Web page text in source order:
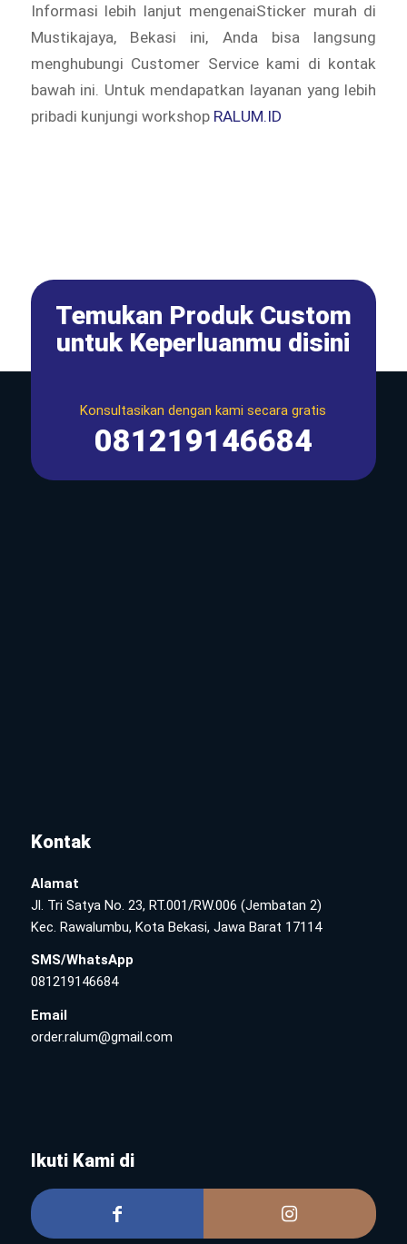
Informasi lebih lanjut mengenaiSticker murah di
Mustikajaya, Bekasi ini, Anda bisa langsung
menghubungi Customer Service kami di kontak
bawah ini. Untuk mendapatkan layanan yang lebih
pribadi kunjungi workshop RALUM.ID
Temukan Produk Custom
untuk Keperluanmu disini
Konsultasikan dengan kami secara gratis
081219146684
Kontak
Alamat
Jl. Tri Satya No. 23, RT.001/RW.006 (Jembatan 2)
Kec. Rawalumbu, Kota Bekasi, Jawa Barat 17114
SMS/WhatsApp
081219146684
Email
order.ralum@gmail.com
Ikuti Kami di